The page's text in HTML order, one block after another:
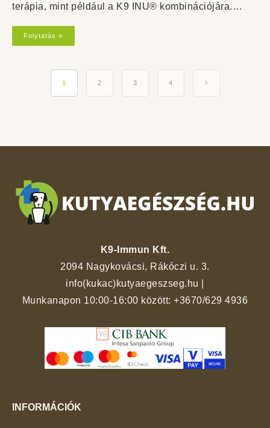
terápia, mint például a K9 INU® kombinációjára.…
Folytatás »
1 2 3 4
K9-Immun Kft.
2094 Nagykovácsi, Rákóczi u. 3.
info(kukac)kutyaegeszseg.hu
Munkanapon 10:00-16:00 között:+3670/629 4936
INFORMÁCIÓK